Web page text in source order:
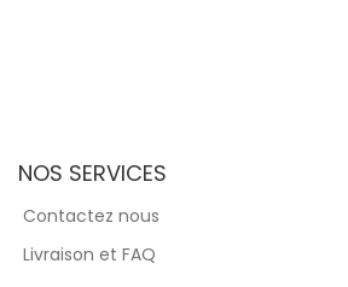
NOS SERVICES
Contactez nous
Livraison et FAQ